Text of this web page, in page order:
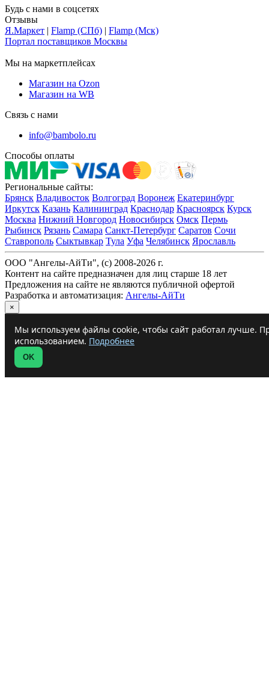
Будь с нами в соцсетях
Отзывы
Я.Маркет | Flamp (СПб) | Flamp (Мск)
Портал поставщиков Москвы
Мы на маркетплейсах
Магазин на Ozon
Магазин на WB
Связь с нами
info@bambolo.ru
Способы оплаты
Региональные сайты:
Брянск Владивосток Волгоград Воронеж Екатеринбург
Иркутск Казань Калининград Краснодар Красноярск Курск
Москва Нижний Новгород Новосибирск Омск Пермь
Рыбинск Рязань Самара Санкт-Петербург Саратов Сочи
Ставрополь Сыктывкар Тула Уфа Челябинск Ярославль
ООО "Ангелы-АйТи", (c) 2008-2026 г.
Контент на сайте предназначен для лиц старше 18 лет
Предложения на сайте не являются публичной офертой
Разработка и автоматизация: Ангелы-АйТи
×
Мы используем файлы cookie, чтобы сайт работал лучше.
использованием. Подробнее
OK